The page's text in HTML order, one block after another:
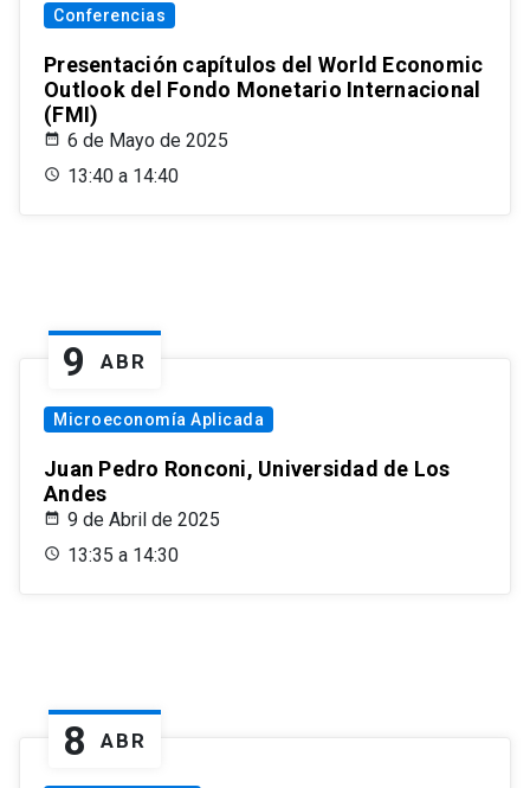
Conferencias
Presentación capítulos del World Economic
Outlook del Fondo Monetario Internacional
(FMI)
6 de Mayo de 2025
13:40 a 14:40
9 ABR
Microeconomía Aplicada
Juan Pedro Ronconi, Universidad de Los
Andes
9 de Abril de 2025
13:35 a 14:30
8 ABR